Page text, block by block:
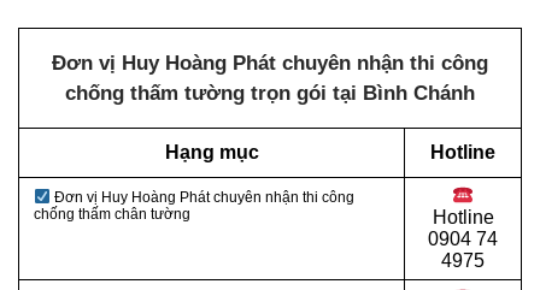
Đơn vị Huy Hoàng Phát chuyên nhận thi công
chống thấm tường trọn gói tại Bình Chánh
Hạng mục Hotline
Đơn vị Huy Hoàng Phát chuyên nhận thi công
chống thấm chân tường
Hotline
0904 74
4975